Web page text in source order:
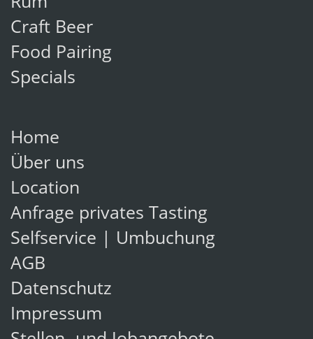
Craft Beer
Food Pairing
Specials
Home
Über uns
Location
Anfrage privates Tasting
Selfservice | Umbuchung
AGB
Datenschutz
Impressum